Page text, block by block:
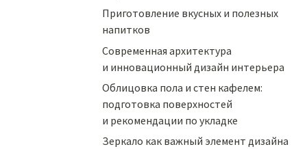
Приготовление вкусных и полезных
напитков
Cовременная архитектура
и инновационный дизайн интерьера
Облицовка пола и стен кафелем:
подготовка поверхностей
и рекомендации по укладке
Зеркало как важный элемент дизайна